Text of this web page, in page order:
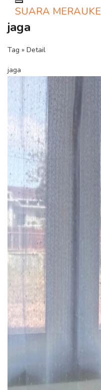
Toggle navigation
SUARA MERAUKE
jaga
Tag » Detail
jaga